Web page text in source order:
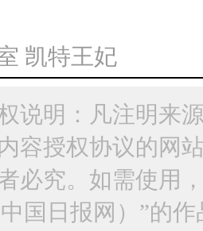
凯特王妃
说明：凡注明来
容授权协议的网
必究。如需使用
国日报网）”的